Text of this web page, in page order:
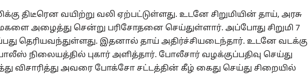
திடீரென வயிற்று வலி ஏற்பட்டுள்ளது. உடனே சிறுமியின் தாய், அரசு
அழைத்து சென்று பரிசோதனை செய்துள்ளார். அப்போது சிறுமி 7
தெரியவந்துள்ளது. இதனால் தாய் அதிர்ச்சியடைந்தார். உடனே வடக்கு
நிலையத்தில் புகார் அளித்தார். போலீசார் வழக்குப்பதிவு செய்து
விசாரித்து அவரை போக்சோ சட்டத்தின் கீழ் கைது செய்து சிறையில்